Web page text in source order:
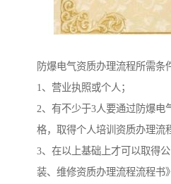
防爆电气资质办理流程所需条
1、营业执照或个人；
2、有不少于3人要通过防爆电
格，取得个人培训资质办理流
3、在以上基础上才可以取得
装、维修资质办理流程流程书》